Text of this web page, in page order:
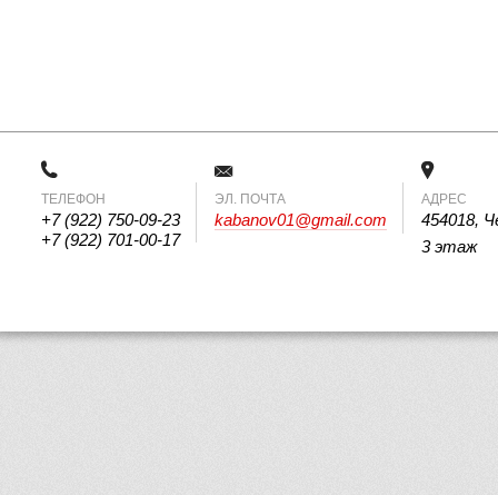
ТЕЛЕФОН
+7 (922) 750-09-23
+7 (922) 701-00-17
ЭЛ. ПОЧТА
kabanov01@gmail.com
АДРЕС
454018,
3 этаж